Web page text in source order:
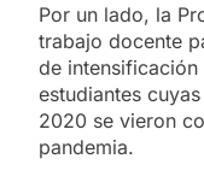
Por un lado, la
trabajo docente
de intensificación
estudiantes
2020 se vieron
pandemia.